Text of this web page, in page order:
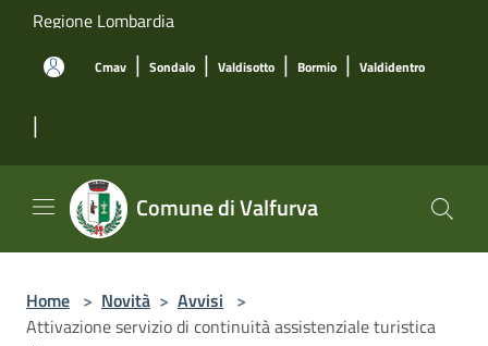
Salta al contenuto principale
Regione Lombardia
Cmav | Sondalo | Valdisotto | Bormio | Valdidentro
|
Comune di Valfurva
Home > Novità > Avvisi >
Attivazione servizio di continuità assistenziale turistica